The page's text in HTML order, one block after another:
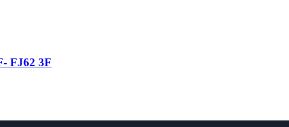
FJ62 3F